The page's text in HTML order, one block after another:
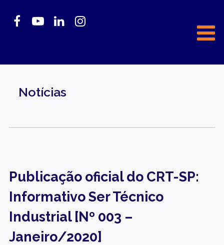
Notícias
Publicação oficial do CRT-SP:
Informativo Ser Técnico
Industrial [Nº 003 –
Janeiro/2020]